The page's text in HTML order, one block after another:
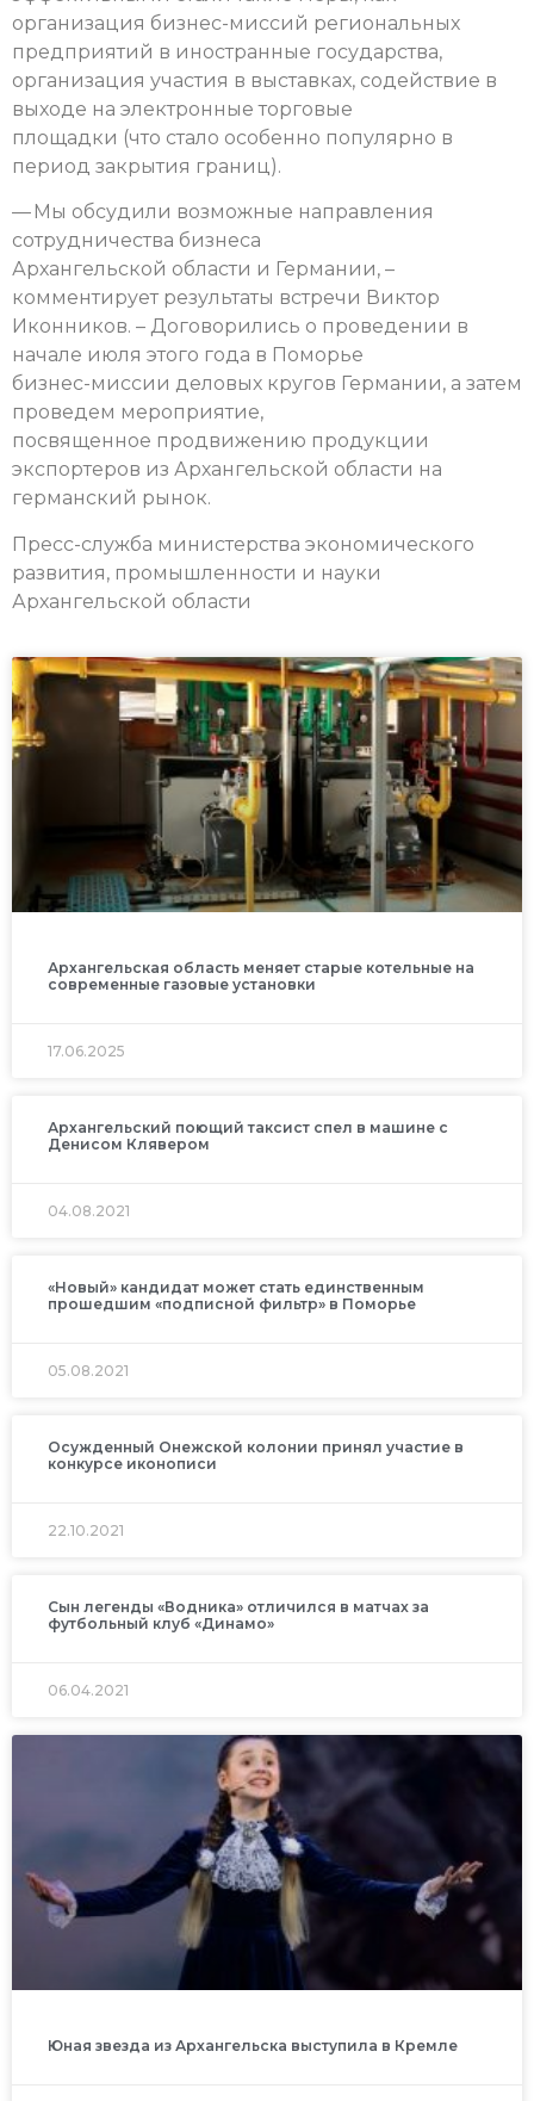
организация бизнес-миссий региональных
предприятий в иностранные государства,
организация участия в выставках, содействие в
выходе на электронные торговые
площадки (что стало особенно популярно в
период закрытия границ).
— Мы обсудили возможные направления
сотрудничества бизнеса
Архангельской области и Германии, –
комментирует результаты встречи Виктор
Иконников. – Договорились о проведении в
начале июля этого года в Поморье
бизнес-миссии деловых кругов Германии, а затем
проведем мероприятие,
посвященное продвижению продукции
экспортеров из Архангельской области на
германский рынок.
Пресс-служба министерства экономического
развития, промышленности и науки
Архангельской области
Архангельская область меняет старые котельные на
современные газовые установки
17.06.2025
Архангельский поющий таксист спел в машине с
Денисом Клявером
04.08.2021
«Новый» кандидат может стать единственным
прошедшим «подписной фильтр» в Поморье
05.08.2021
Осужденный Онежской колонии принял участие в
конкурсе иконописи
22.10.2021
Сын легенды «Водника» отличился в матчах за
футбольный клуб «Динамо»
06.04.2021
Юная звезда из Архангельска выступила в Кремле